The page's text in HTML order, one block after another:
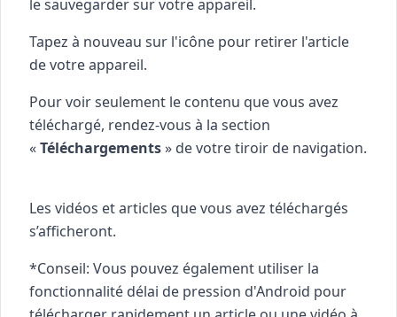
le sauvegarder sur votre appareil.
Tapez à nouveau sur l'icône pour retirer l'article
de votre appareil.
Pour voir seulement le contenu que vous avez
téléchargé, rendez-vous à la section
«Téléchargements» de votre tiroir de navigation.
Les vidéos et articles que vous avez téléchargés
s’afficheront.
*Conseil: Vous pouvez également utiliser la
fonctionnalité délai de pression d'Android pour